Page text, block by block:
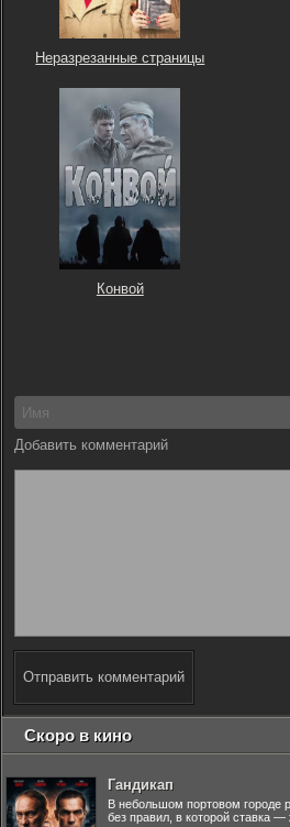
Неразрезанные страницы
Конвой
Добавить комментарий
Отправить комментарий
Скоро в кино
Гандикап
В небольшом портовом городе
без правил, в которой ставка —